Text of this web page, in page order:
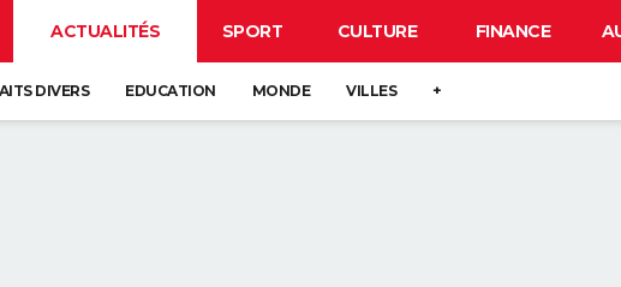
ACTUALITÉS SPORT CULTURE FINANCE
DIVERS EDUCATION MONDE VILLES +